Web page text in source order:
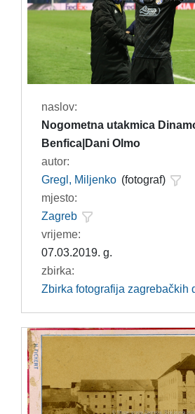
naslov:
Nogometna utakmica
Benfica|Dani Olmo
autor:
Gregl, Miljenko (fotograf)
mjesto:
Zagreb
vrijeme:
07.03.2019. g.
zbirka:
Zbirka fotografija zagrebačkih